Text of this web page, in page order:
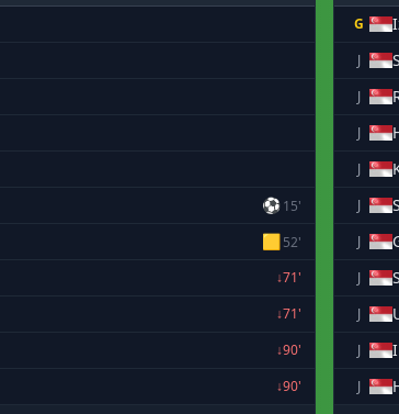
⚽ 15'
🟨52'
↓71'
↓71'
↓90'
↓90'
G
J
J
J
J
J
J
J
J
J
J